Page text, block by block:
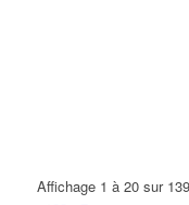
01 48 63 67 2201 48 63
Affichage 1 à 20 sur